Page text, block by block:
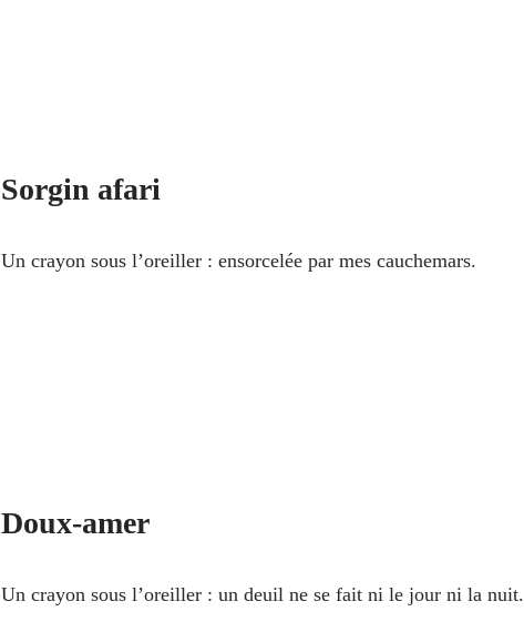
Sorgin afari
Un crayon sous l’oreiller : ensorcelée par mes cauchemars.
Doux-amer
Un crayon sous l’oreiller : un deuil ne se fait ni le jour ni la nuit.